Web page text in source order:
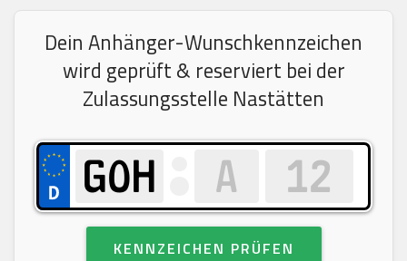
Dein Anhänger-Wunschkennzeichen
wird geprüft & reserviert bei der
Zulassungsstelle Nastätten
KENNZEICHEN PRÜFEN